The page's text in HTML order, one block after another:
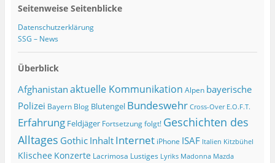
Seitenweise Seitenblicke
Datenschutzerklärung
SSG – News
Überblick
Afghanistanaktuelle Kommunikation Alpen bayerische
Polizei Bayern Blog Blutengel Bundeswehr Cross-Over E.O.F.T.
Erfahrung Feldjäger Fortsetzung folgt! Geschichten des
Alltages Gothic Inhalt Internet iPhone ISAF Italien Kitzbühel
Klischee Konzerte Lacrimosa Lustiges Lyriks Madonna Mazda